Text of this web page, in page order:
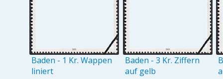
Baden - 1 Kr. Wappen
liniert
Baden - 3 Kr. Ziffern
auf gelb